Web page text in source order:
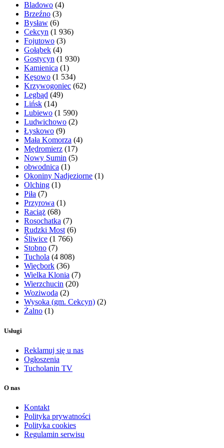
Bladowo (4)
Brzeźno (3)
Bysław (6)
Cekcyn (1 936)
Fojutowo (3)
Gołąbek (4)
Gostycyn (1 930)
Kamienica (1)
Kęsowo (1 534)
Krzywogoniec (62)
Legbąd (49)
Lińsk (14)
Lubiewo (1 590)
Ludwichowo (2)
Łyskowo (9)
Mała Komorza (4)
Mędromierz (17)
Nowy Sumin (5)
obwodnica (1)
Okoniny Nadjeziorne (1)
Olching (1)
Piła (7)
Przyrowa (1)
Raciąż (68)
Rosochatka (7)
Rudzki Most(6)
Śliwice (1 766)
Stobno (7)
Tuchola (4 808)
Więcbork (36)
Wielka Klonia (7)
Wierzchucin (20)
Woziwoda (2)
Wysoka (gm. Cekcyn) (2)
Żalno (1)
Usługi
Reklamuj się u nas
Ogłoszenia
Tucholanin TV
O nas
Kontakt
Polityka prywatności
Polityka cookies
Regulamin serwisu